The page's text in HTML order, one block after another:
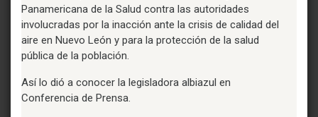
Panamericana de la Salud contra las autoridades
involucradas por la inacción ante la crisis de calidad del
aire en Nuevo León y para la protección de la salud
pública de la población.
Así lo dió a conocer la legisladora albiazul en
Conferencia de Prensa.